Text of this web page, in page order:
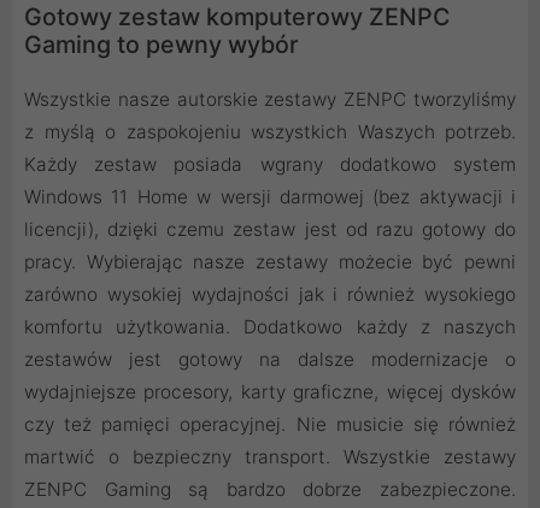
Gotowy zestaw komputerowy ZENPC
Gaming to pewny wybór
Wszystkie nasze autorskie zestawy ZENPC tworzyliśmy
z myślą o zaspokojeniu wszystkich Waszych potrzeb.
Każdy zestaw posiada wgrany dodatkowo system
Windows 11 Home w wersji darmowej (bez aktywacji i
licencji), dzięki czemu zestaw jest od razu gotowy do
pracy. Wybierając nasze zestawy możecie być pewni
zarówno wysokiej wydajności jak i również wysokiego
komfortu użytkowania. Dodatkowo każdy z naszych
zestawów jest gotowy na dalsze modernizacje o
wydajniejsze procesory, karty graficzne, więcej dysków
czy też pamięci operacyjnej. Nie musicie się również
martwić o bezpieczny transport. Wszystkie zestawy
ZENPC Gaming są bardzo dobrze zabezpieczone.